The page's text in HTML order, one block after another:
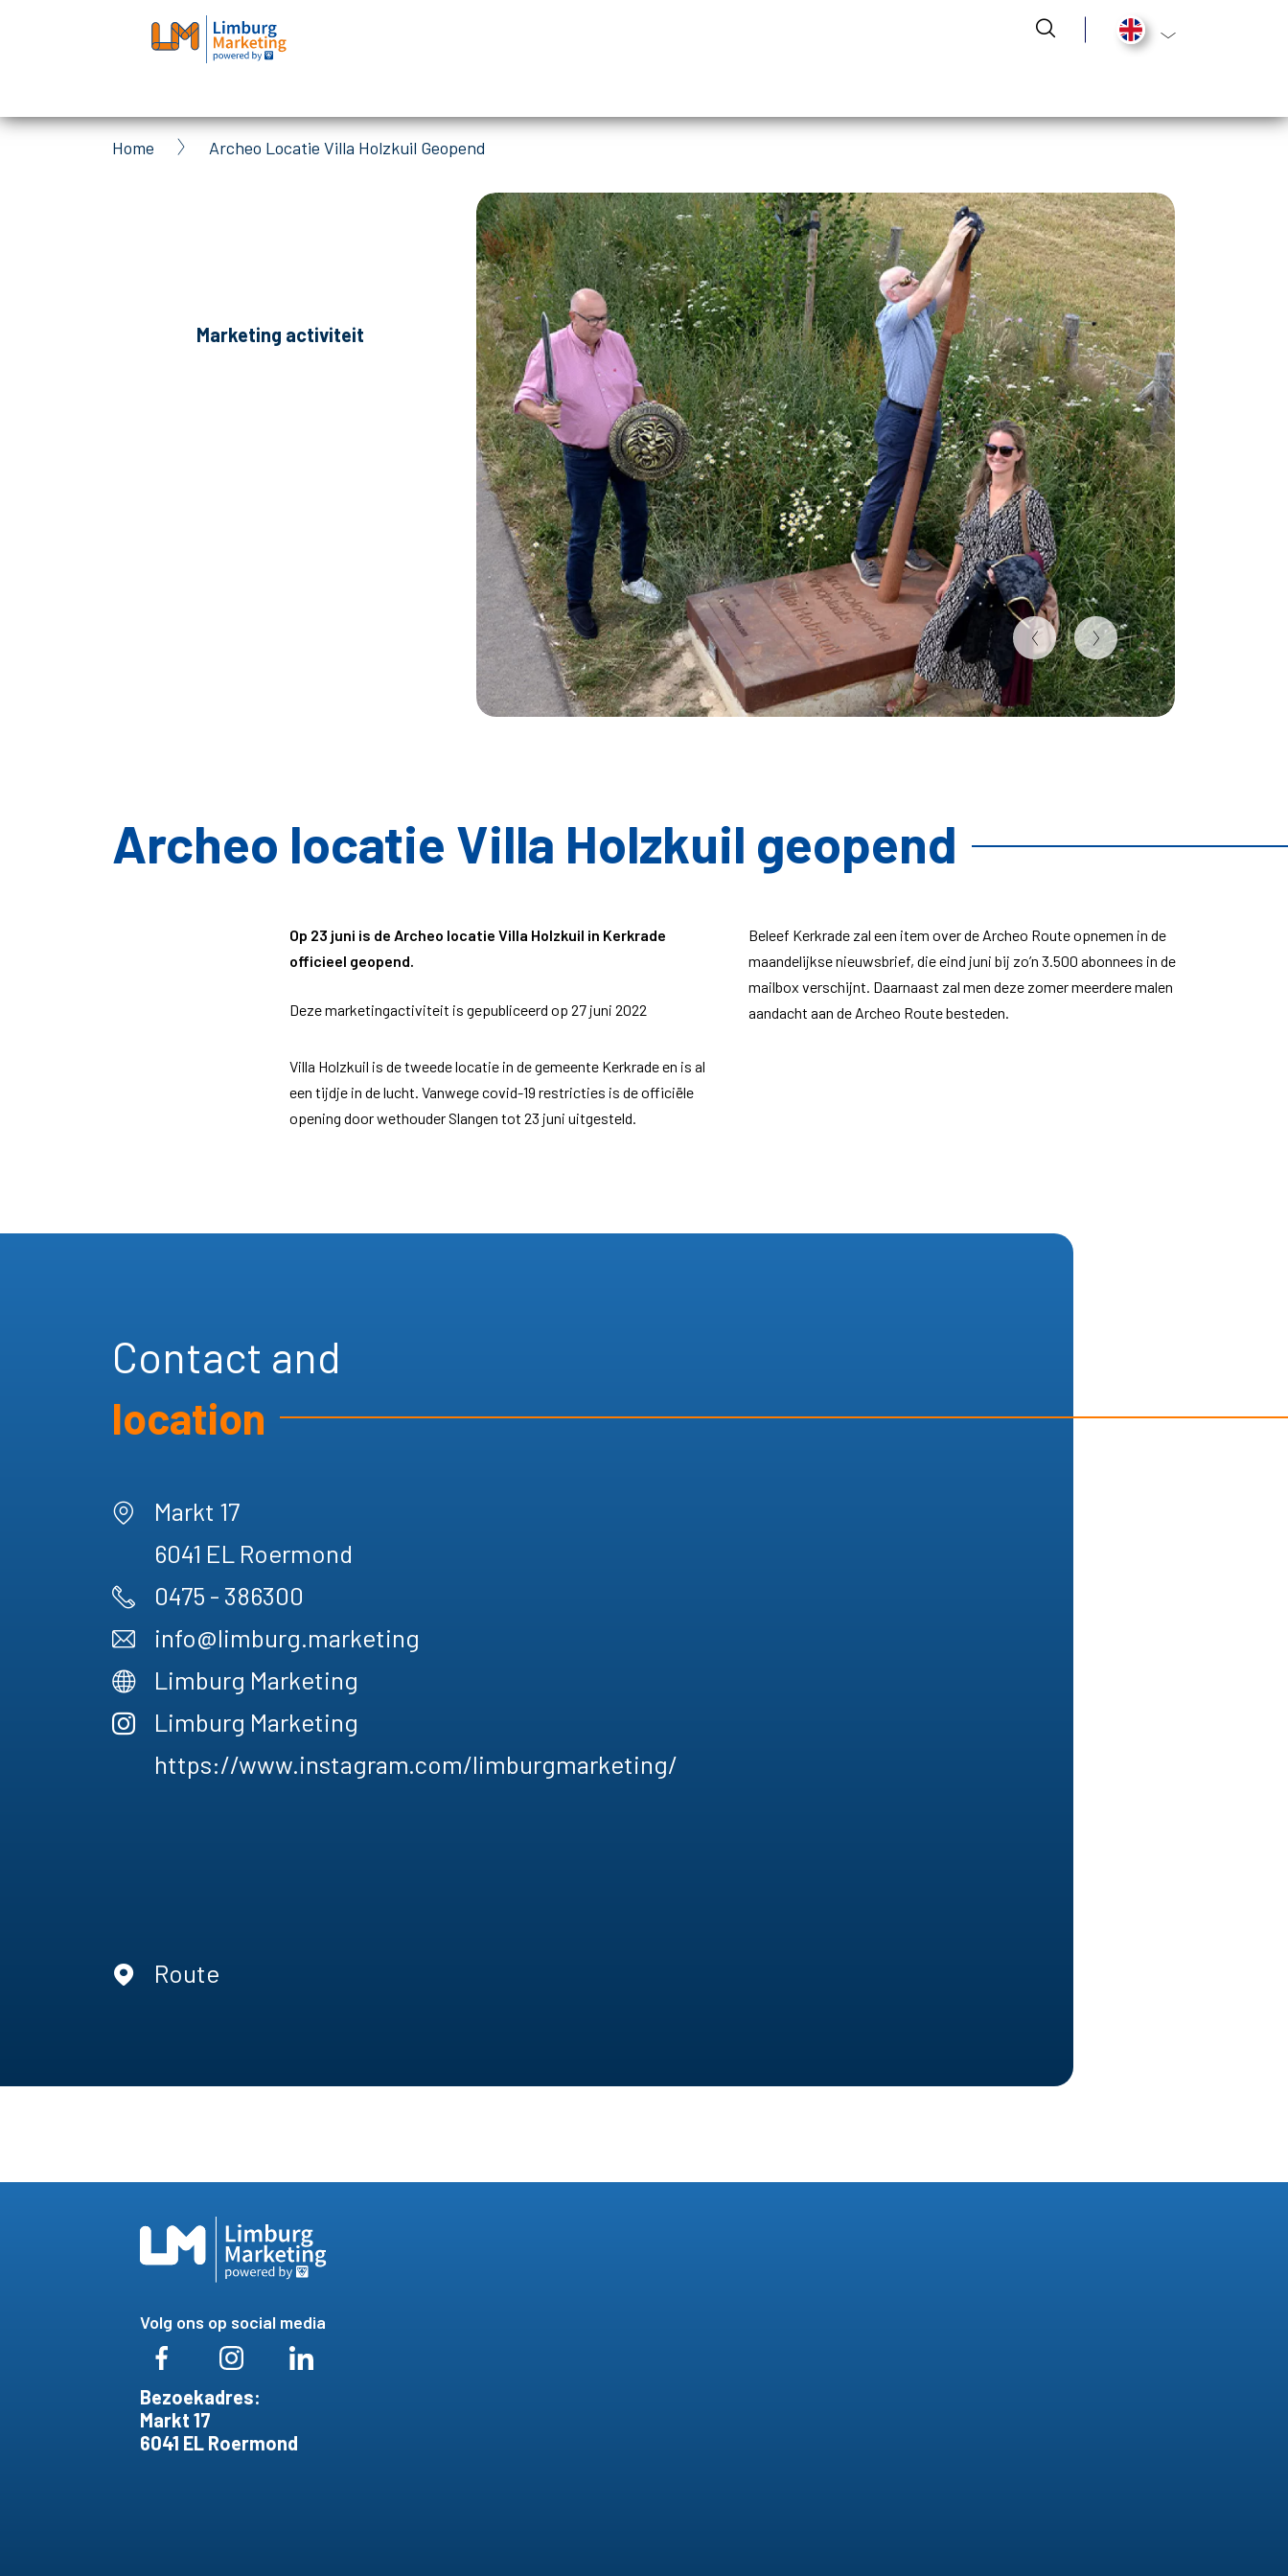
List additional
Breadcrumb
Home Archeo Locatie Villa Holzkuil Geopend
Marketing activiteit
Archeo locatie Villa Holzkuil geopend
Op 23 juni is de Archeo locatie Villa Holzkuil in Kerkrade
officieel geopend.
Deze marketingactiviteit is gepubliceerd op 27 juni 2022
Villa Holzkuil is de tweede locatie in de gemeente Kerkrade en is al
een tijdje in de lucht. Vanwege covid-19 restricties is de officiële
opening door wethouder Slangen tot 23 juni uitgesteld.
Beleef Kerkrade zal een item over de Archeo Route opnemen in de
maandelijkse nieuwsbrief, die eind juni bij zo’n 3.500 abonnees in de
mailbox verschijnt. Daarnaast zal men deze zomermeerdere malen
aandacht aan de Archeo Route besteden.
Contact and
location
Markt 17
6041 EL Roermond
0475 - 386300
info@limburg.marketing
Limburg Marketing
Limburg Marketing
https://www.instagram.com/limburgmarketing/
Route
Volg ons op social media
Bezoekadres:
Markt 17
6041 EL Roermond